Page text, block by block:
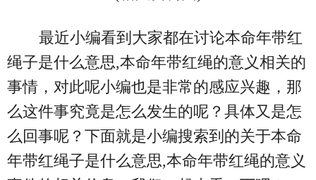
最近小编看到大家都在讨论本命年带红
绳子是什么意思,本命年带红绳的意义相关的
事情，对此呢小编也是非常的感应兴趣，那
么这件事究竟是怎么发生的呢？具体又是怎
么回事呢？下面就是小编搜索到的关于本命
年带红绳子是什么意思,本命年带红绳的意义